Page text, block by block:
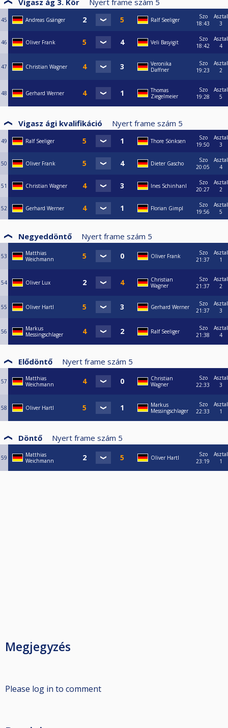
Vigasz ág 3. Kör Nyert frame szám 5
45 Andreas Gsänger Ralf Seeliger
Szo
18:43
Asztal
3
46 Oliver Frank Veli Basyigit
Szo
18:42
Asztal
4
47 Christian Wagner
Veronika
Daffner
Szo
19:23
Asztal
2
48 Gerhard Werner
Thomas
Ziegelmeier
Szo
19:28
Asztal
5
Vigasz ági kvalifikáció Nyert frame szám 5
49 Ralf Seeliger Thore Sönksen
Szo
19:50
Asztal
3
50 Oliver Frank Dieter Gascho
Szo
20:05
Asztal
4
51 Christian Wagner Ines Schinhanl
Szo
20:27
Asztal
2
52 Gerhard Werner Florian Gimpl
Szo
19:56
Asztal
5
Negyeddöntő Nyert frame szám 5
53
Matthias
Weichmann
Oliver Frank
Szo
21:37
Asztal
1
54 Oliver Lux
Christian
Wagner
Szo
21:37
Asztal
2
55 Oliver Hartl Gerhard Werner
Szo
21:37
Asztal
3
56
Markus
Messingschlager
Ralf Seeliger
Szo
21:38
Asztal
4
Elődöntő Nyert frame szám 5
57
Matthias
Weichmann
Christian
Wagner
Szo
22:33
Asztal
3
58 Oliver Hartl
Markus
Messingschlager
Szo
22:33
Asztal
1
Döntő Nyert frame szám 5
59
Matthias
Weichmann
Oliver Hartl
Szo
23:19
Asztal
1
Megjegyzés
Please log in to comment